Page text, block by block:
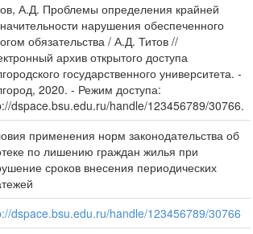
А.Д. Проблемы определения крайней
нарушения обеспеченного
обязательства / А.Д. Титов //
архив открытого доступа
государственного университета. -
2020. - Режим доступа:
dspace.bsu.edu.ru/handle/123456789/30766.
применения норм законодательства об
по лишению граждан жилья при
сроков внесения периодических
dspace.bsu.edu.ru/handle/123456789/30766